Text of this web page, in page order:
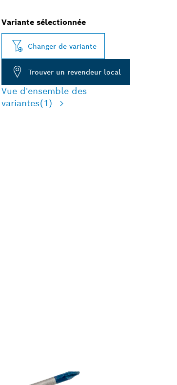
Variante sélectionnée
Changer de variante
Trouver un revendeur local
Vue d'ensemble des
variantes(1)